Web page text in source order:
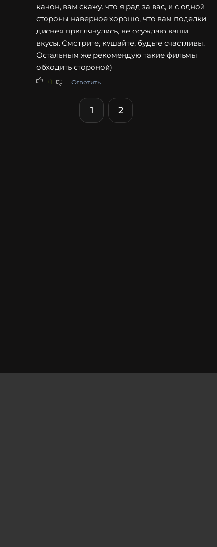
канон, вам скажу. что я рад за вас, и с одной
стороны наверное хорошо, что вам поделки
диснея приглянулись, не осуждаю ваши
вкусы. Смотрите, кушайте, будьте счастливы.
Остальным же рекомендую такие фильмы
обходить стороной)
+1 Ответить
1 2